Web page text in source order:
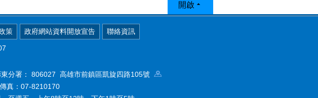
開啟
策 政府網站資料開放宣告 聯絡資訊
分署： 806027 高雄市前鎮區凱旋四路105號
真：07-8210170